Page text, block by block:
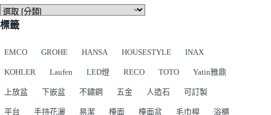
標籤
EMCO GROHE HANSA HOUSESTYLE INAX
KOHLER Laufen LED燈 RECO TOTO Yatin雅鼎
上放盆 下嵌盆 不鏽鋼 五金 人造石 可訂製
平台 手持花灑 易潔 檯面 檯面盆 毛巾桿 浴櫃